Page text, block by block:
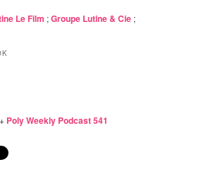
Le Film ;Groupe Lutine & Cie ;
+ Poly Weekly Podcast 541